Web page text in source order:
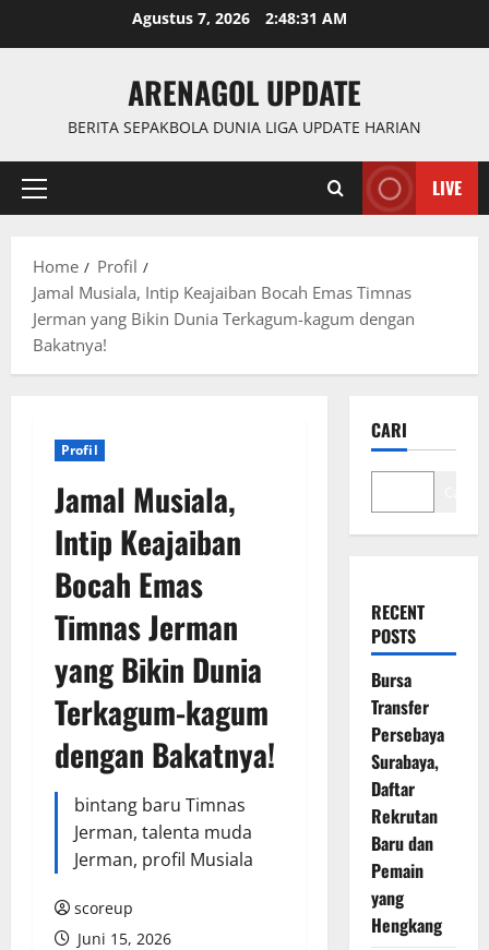
Agustus 7, 2026 2:48:32 AM
ARENAGOL UPDATE
BERITA SEPAKBOLA DUNIA LIGA UPDATE HARIAN
Primary
LIVE
Home
Profil
Jamal Musiala, Intip Keajaiban Bocah Emas Timnas
Jerman yang Bikin Dunia Terkagum-kagum dengan
Bakatnya!
Profil
Jamal Musiala,
Intip Keajaiban
Bocah Emas
Timnas Jerman
yang Bikin Dunia
Terkagum-kagum
dengan Bakatnya!
bintang baru Timnas
Jerman, talenta muda
Jerman, profil Musiala
scoreup
Juni 15, 2026
CARI
RECENT
POSTS
Bursa
Transfer
Persebaya
Surabaya,
Daftar
Rekrutan
Baru dan
Pemain
yang
Hengkang